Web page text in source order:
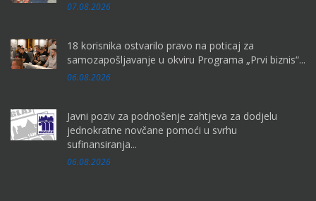
07.08.2026
18 korisnika ostvarilo pravo na poticaj za
samozapošljavanje u okviru Programa „Prvi biznis“...
06.08.2026
Javni poziv za podnošenje zahtjeva za dodjelu
jednokratne novčane pomoći u svrhu
sufinansiranja...
06.08.2026